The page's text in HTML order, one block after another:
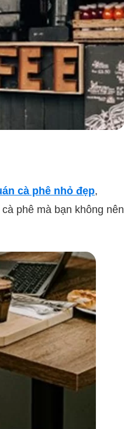
cà phê nhỏ đẹp,
phê mà bạn không nên